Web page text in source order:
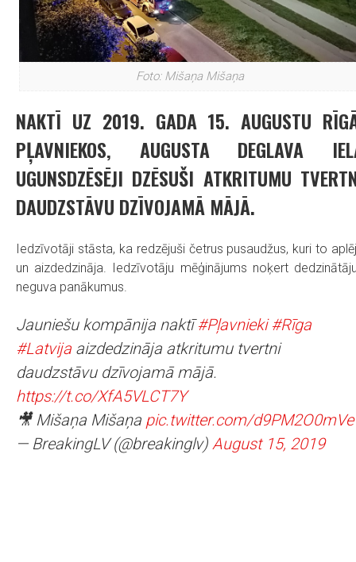
Foto: Mišaņa Mišaņa
NAKTĪ UZ 2019. GADA 15. AUGUSTU
PĻAVNIEKOS, AUGUSTA DEGLAVA
UGUNSDZĒSĒJI DZĒSUŠI ATKRITUMU
DAUDZSTĀVU DZĪVOJAMĀ MĀJĀ.
Iedzīvotāji stāsta, ka redzējuši četrus pusaudžus, kuri to
un aizdedzināja. Iedzīvotāju mēģinājums noķert
neguva panākumus.
Jauniešu kompānija naktī#Pļavnieki #Rīga
#Latvija aizdedzināja atkritumu tvertni
daudzstāvu dzīvojamā mājā.
https://t.co/XfA5VLCT7Y
🎥 Mišaņa Mišaņa pic.twitter.com/d9PM2O0mVe
— BreakingLV (@breakinglv) August 15, 2019